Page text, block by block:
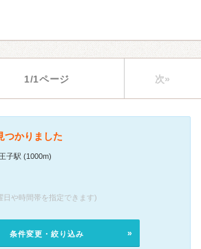
1/1ページ 次»
つかりました
子駅 (1000m)
日や時間帯を指定できます)
条件変更・絞り込み